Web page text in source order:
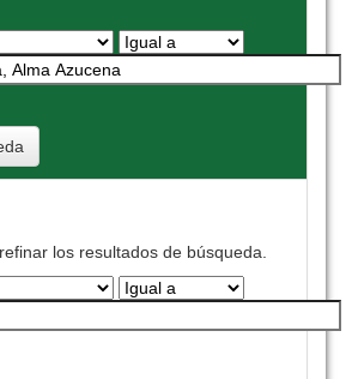
los resultados de búsqueda.